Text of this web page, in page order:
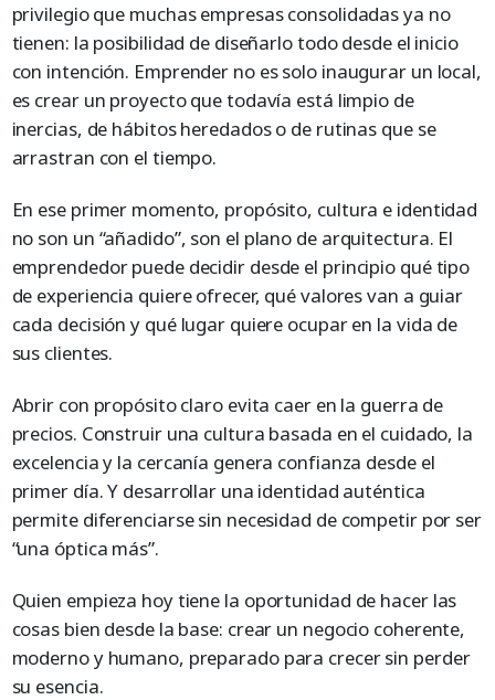
privilegio que muchas empresas consolidadas ya no
tienen: la posibilidad de diseñarlo todo desde el inicio
con intención. Emprender no es solo inaugurar un local,
es crear un proyecto que todavía está limpio de
inercias, de hábitos heredados o de rutinas que se
arrastran con el tiempo.
En ese primer momento, propósito, cultura e identidad
no son un “añadido”, son el plano de arquitectura. El
emprendedor puede decidir desde el principio qué tipo
de experiencia quiere ofrecer, qué valores van a guiar
cada decisión y qué lugar quiere ocupar en la vida de
sus clientes.
Abrir con propósito claro evita caer en la guerra de
precios. Construir una cultura basada en el cuidado, la
excelencia y la cercanía genera confianza desde el
primer día. Y desarrollar una identidad auténtica
permite diferenciarse sin necesidad de competir por ser
“una óptica más”.
Quien empieza hoy tiene la oportunidad de hacer las
cosas bien desde la base: crear un negocio coherente,
moderno y humano, preparado para crecer sin perder
su esencia.